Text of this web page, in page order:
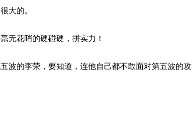
大的。
花哨的硬碰硬，拼实力！
李荣，要知道，连他自己都不敢面对第五波的攻